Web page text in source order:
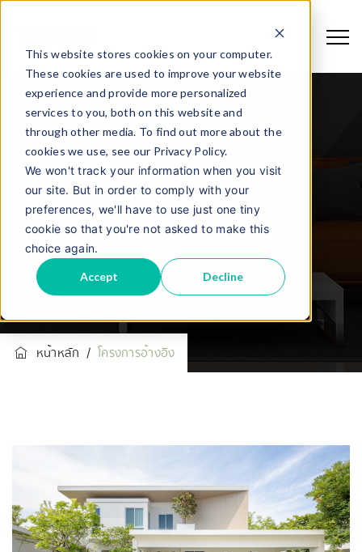
This website stores cookies on your computer.
These cookies are used to improve your website
experience and provide more personalized
services to you, both on this website and
through other media. To find out more about the
cookies we use, see our Privacy Policy.
We won't track your information when you visit
our site. But in order to comply with your
preferences, we'll have to use just one tiny
cookie so that you're not asked to make this
choice again.
Accept Decline
โครงการอ้างอิง
หน้าหลัก / โครงการอ้างอิง